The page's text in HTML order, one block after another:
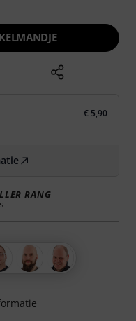
€ 5,90
RANG